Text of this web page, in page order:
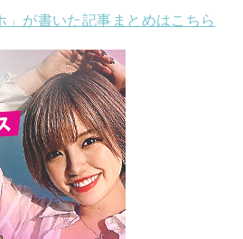
」が書いた記事まとめはこちら